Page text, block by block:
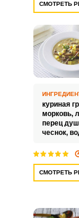
СМОТРЕТЬ
куриная
морковь,
перец
чеснок,
СМОТРЕТЬ